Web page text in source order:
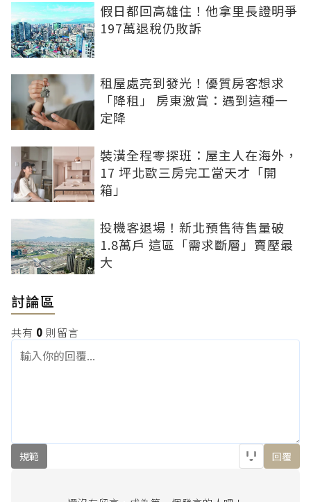
假日都回高雄住！他拿里長證明爭
197萬退稅仍敗訴
租屋處亮到發光！優質房客想求
「降租」 房東激賞：遇到這種一
定降
裝潢全程零探班：屋主人在海外，
17 坪北歐三房完工當天才「開
箱」
投機客退場！新北預售待售量破
1.8萬戶 這區「需求斷層」賣壓最
大
討論區
共有 0 則留言
規範 回覆